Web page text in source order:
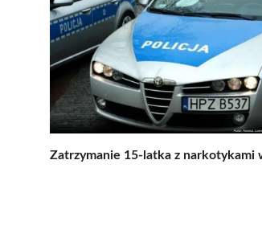
Zatrzymanie 15-latka z narkotykami